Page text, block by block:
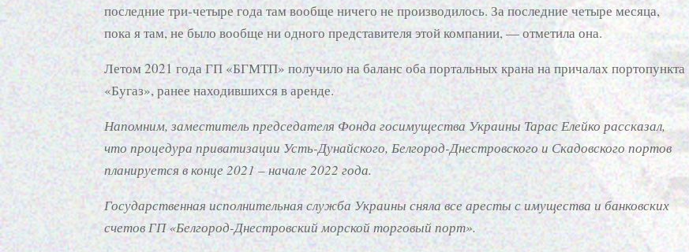
последние три-четыре года там вообще ничего не производилось. За последние четыре месяца,
пока я там, не было вообще ни одного представителя этой компании, — отметила она.
Летом 2021 года ГП «БГМТП» получило на баланс оба портальных крана на причалах портопункта
«Бугаз», ранее находившихся в аренде.
Напомним, заместитель председателя Фонда госимущества Украины Тарас Елейко рассказал,
что процедура приватизации Усть-Дунайского, Белгород-Днестровского и Скадовского портов
планируется в конце 2021 – начале 2022 года.
Государственная исполнительная служба Украины сняла все аресты с имущества и банковских
счетов ГП «Белгород-Днестровский морской торговый порт».